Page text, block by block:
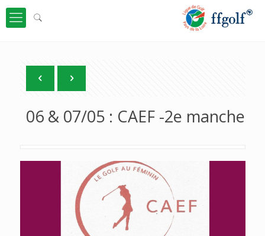
06 & 07/05 : CAEF -2e manche